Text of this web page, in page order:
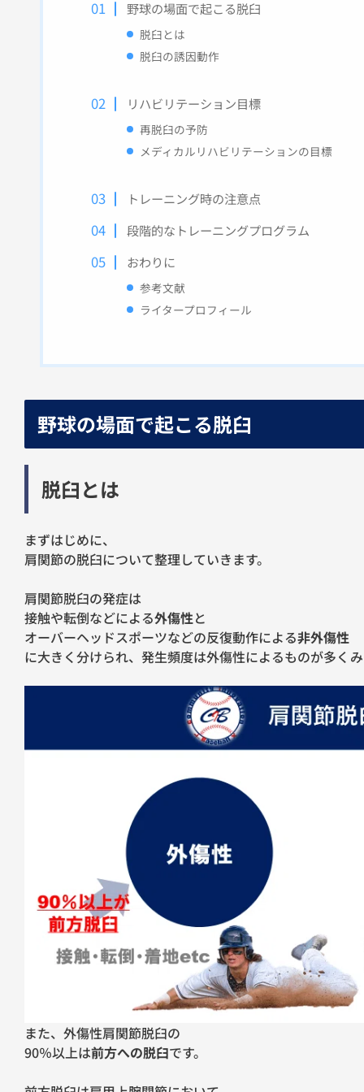
野球の場面で起こる脱臼
脱臼とは
脱臼の誘因動作
リハビリテーション目標
再脱臼の予防
メディカルリハビリテーションの目標
トレーニング時の注意点
段階的なトレーニングプログラム
おわりに
参考文献
ライタープロフィール
野球の場面で起こる脱臼
脱臼とは
まずはじめに、
肩関節の脱臼について整理していきます。
肩関節脱臼の発症は
接触や転倒などによる外傷性と
オーバーヘッドスポーツなどの反復動作による非外傷性
に大きく分けられ、発生頻度は外傷性によるものが多く
また、外傷性肩関節脱臼の
90％以上は前方への脱臼です。